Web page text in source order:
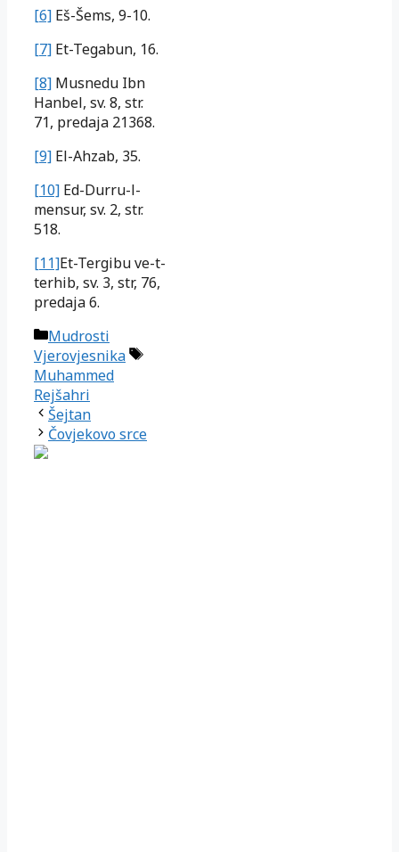
[6] Eš-Šems, 9-10.
[7] Et-Tegabun, 16.
[8] Musnedu Ibn
Hanbel, sv. 8, str.
71, predaja 21368.
[9] El-Ahzab, 35.
[10] Ed-Durru-l-
mensur, sv. 2, str.
518.
[11]Et-Tergibu ve-t-
terhib, sv. 3, str, 76,
predaja 6.
Kategorije
Mudrosti
Vjerovjesnika
Oznake
Muhammed
Rejšahri
Šejtan
Čovjekovo srce